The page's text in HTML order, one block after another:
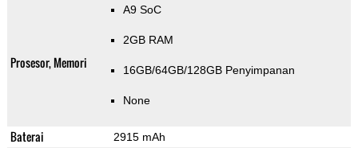
Prosesor, Memori
A9 SoC
2GB RAM
16GB/64GB/128GB Penyimpanan
None
Baterai 2915 mAh